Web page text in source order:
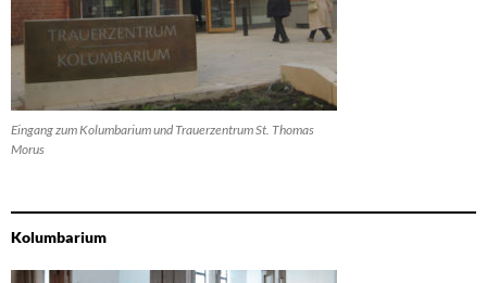
Eingang zum Kolumbarium und Trauerzentrum St. Thomas
Morus
Kolumbarium